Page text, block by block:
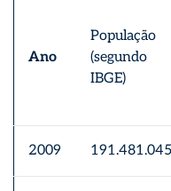
Ano
População
(segundo
IBGE)
2009 191.481.045